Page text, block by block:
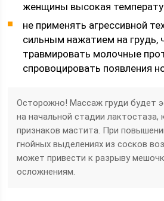
женщины высокая
не применять агрессивной
сильным нажатием на грудь,
травмировать молочные
спровоцировать появления
Осторожно! Массаж груди будет
на начальной стадии лактостаза,
признаков мастита. При
гнойных выделениях из сосков
может привести к разрыву
осложнениям.